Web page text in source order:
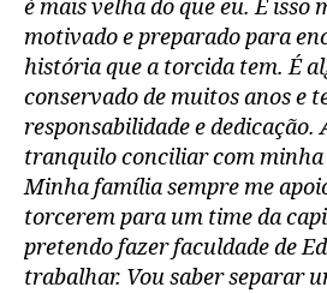
é mais velha do que eu. E isso
motivado e preparado para
história que a torcida tem. É
conservado de muitos anos e
responsabilidade e dedicação.
tranquilo conciliar com
Minha família sempre me
torcerem para um time da
pretendo fazer faculdade de
trabalhar. Vou saber separar